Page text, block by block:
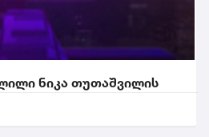
ნიკა თუთაშვილის